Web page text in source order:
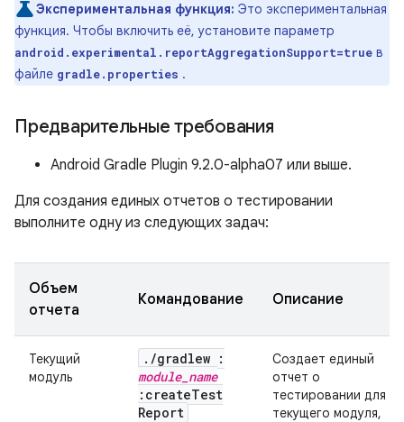
Экспериментальная функция: Это экспериментальная
функция. Чтобы включить её, установите параметр
android.experimental.reportAggregationSupport=true в
файле gradle.properties .
Предварительные требования
Android Gradle Plugin 9.2.0-alpha07 или выше.
Для создания единых отчетов о тестировании
выполните одну из следующих задач:
Объем
отчета
Командование Описание
Текущий
модуль
. /gradlew :
module_ name
:createTest
Report
Создает единый
отчет о
тестировании для
текущего модуля,